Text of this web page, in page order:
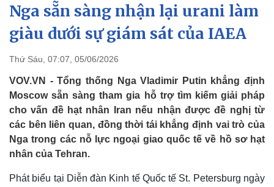
Chính trị
Đảng
Tổ chức nhân sự
Nhận diện sự thật
Xã hội
Tin 24h
Dự báo thời tiết
Việc làm
Biển đảo
Nga sẵn sàng nhận lại urani làm
giàu dưới sự giám sát của IAEA
Thứ Sáu, 07:07, 05/06/2026
VOV.VN - Tổng thống Nga Vladimir Putin khẳng định
Moscow sẵn sàng tham gia hỗ trợ tìm kiếm giải pháp
cho vấn đề hạt nhân Iran nếu nhận được đề nghị từ
các bên liên quan, đồng thời tái khẳng định vai trò của
Nga trong các nỗ lực ngoại giao quốc tế về hồ sơ hạt
nhân của Tehran.
Phát biểu tại Diễn đàn Kinh tế Quốc tế St. Petersburg ngày